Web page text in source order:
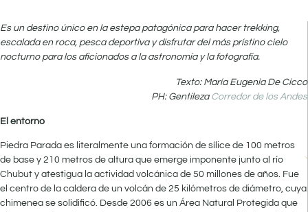
Es un destino único en la estepa patagónica para hacer trekking,
escalada en roca, pesca deportiva y disfrutar del más prístino cielo
nocturno para los aficionados a la astronomía y la fotografía.
Texto: María Eugenia De Cicco
PH: Gentileza Corredor de los Andes
El entorno
Piedra Parada es literalmente una formación de sílice de 100 metros
de base y 210 metros de altura que emerge imponente junto al río
Chubut y atestigua la actividad volcánica de 50 millones de años. Fue
el centro de la caldera de un volcán de 25 kilómetros de diámetro, cuya
chimenea se solidificó. Desde 2006 es un Área Natural Protegida que